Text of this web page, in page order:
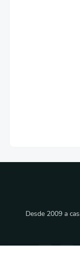
Desde 2009 a